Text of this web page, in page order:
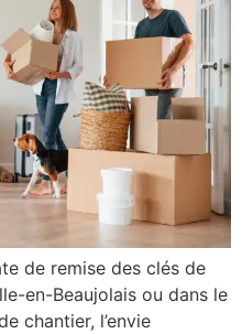
de remise des clés de
en-Beaujolais ou dans le
chantier, l’envie